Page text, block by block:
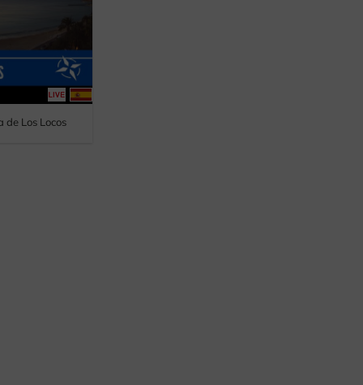
de Los Locos